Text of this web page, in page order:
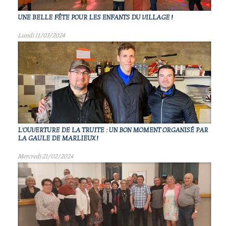
UNE BELLE FÊTE POUR LES ENFANTS DU VILLAGE !
Lundi 11/03/2024
L'OUVERTURE DE LA TRUITE : UN BON MOMENT ORGANISÉ PAR
LA GAULE DE MARLIEUX !
Mercredi 21/02/2024